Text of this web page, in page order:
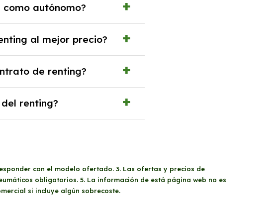
autónomo?
al mejor precio?
de renting?
y el coste del mercado
renting?
con el modelo ofertado. 3. Las ofertas y precios de
obligatorios. 5. La información de está página web no es
si incluye algún sobrecoste.